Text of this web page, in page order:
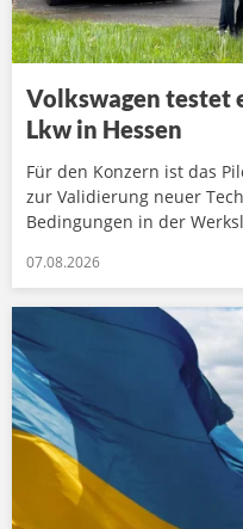
Volkswagen testet
Lkw in Hessen
Für den Konzern ist das
zur Validierung neuer
Bedingungen in der
07.08.2026